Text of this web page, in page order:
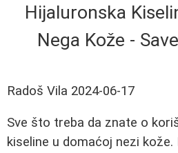
Hijaluronska
Nega Kože -
Radoš Vila 2024-06-17
Sve što treba da znate o
kiseline u domaćoj nezi